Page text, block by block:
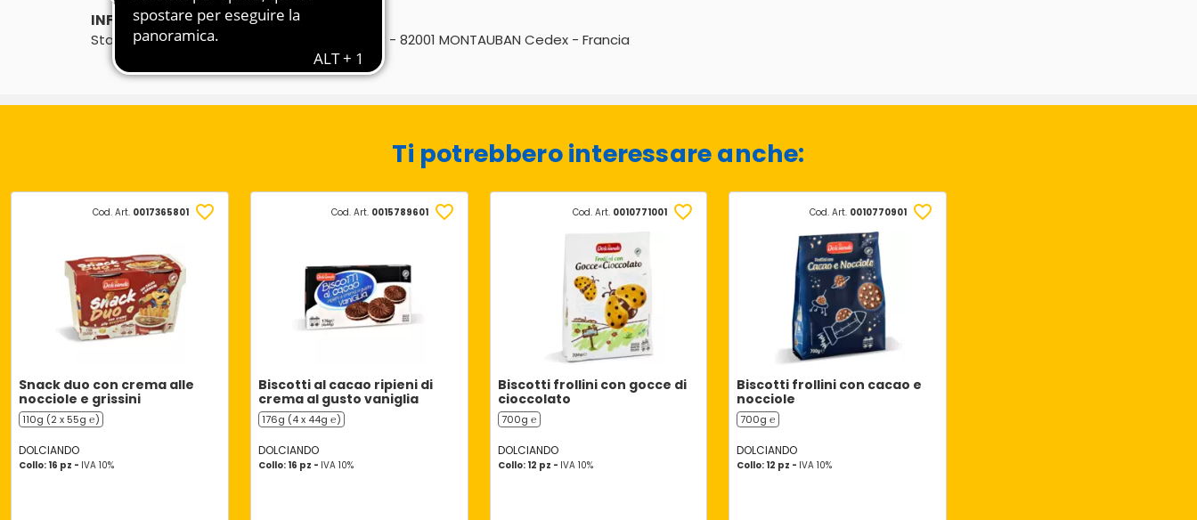
INFORMAZIONI PRODUTTORE:
Stabilimento: Parc d'Activitès Albasud BP 133 - 82001 MONTAUBAN Cedex - Francia
Ti potrebbero interessare anche:
Cod. Art. 0017365801
Snack duo con crema alle
nocciole e grissini
110g (2 x 55g ℮)
DOLCIANDO
Collo: 16 pz - IVA 10%
Cod. Art. 0015789601
Biscotti al cacao ripieni di
crema al gusto vaniglia
176g (4 x 44g ℮)
DOLCIANDO
Collo: 16 pz - IVA 10%
Cod. Art. 0010771001
Biscotti frollini con gocce di
cioccolato
700g ℮
DOLCIANDO
Collo: 12 pz - IVA 10%
Cod. Art. 0010770901
Biscotti frollini con cacao e
nocciole
700g ℮
DOLCIANDO
Collo: 12 pz - IVA 10%